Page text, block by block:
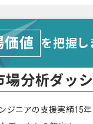
価値 を把握
場分析ダッ
ジニアの支援実績15